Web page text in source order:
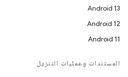
Android 13
Android 12
Android 11
المستندات وعمليات التنزيل